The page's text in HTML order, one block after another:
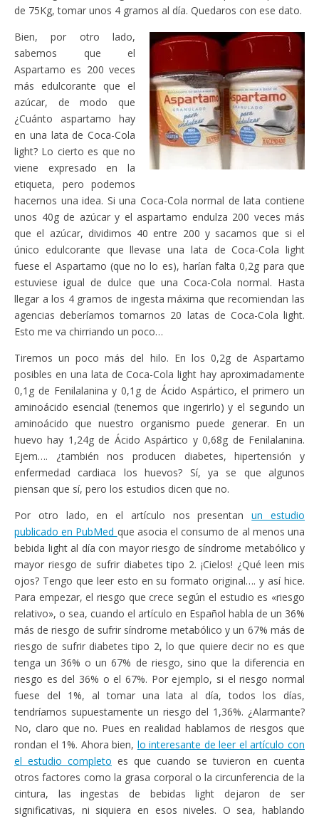
de 75Kg, tomar unos 4 gramos al día. Quedaros con ese dato.
Bien, por otro lado,
sabemos que el
Aspartamo es 200 veces
más edulcorante que el
azúcar, de modo que
¿Cuánto aspartamo hay
en una lata de Coca-Cola
light? Lo cierto es que no
viene expresado en la
etiqueta, pero podemos
hacernos una idea. Si una Coca-Cola normal de lata contiene
unos 40g de azúcar y el aspartamo endulza 200 veces más
que el azúcar, dividimos 40 entre 200 y sacamos que si el
único edulcorante que llevase una lata de Coca-Cola light
fuese el Aspartamo (que no lo es), harían falta 0,2g para que
estuviese igual de dulce que una Coca-Cola normal. Hasta
llegar a los 4 gramos de ingesta máxima que recomiendan las
agencias deberíamos tomarnos 20 latas de Coca-Cola light.
Esto me va chirriando un poco…
Tiremos un poco más del hilo. En los 0,2g de Aspartamo
posibles en una lata de Coca-Cola light hay aproximadamente
0,1g de Fenilalanina y 0,1g de Ácido Aspártico, el primero un
aminoácido esencial (tenemos que ingerirlo) y el segundo un
aminoácido que nuestro organismo puede generar. En un
huevo hay 1,24g de Ácido Aspártico y 0,68g de Fenilalanina.
Ejem…. ¿también nos producen diabetes, hipertensión y
enfermedad cardiaca los huevos? Sí, ya se que algunos
piensan que sí, pero los estudios dicen que no.
Por otro lado, en el artículo nos presentanun estudio
publicado en PubMed que asocia el consumo de al menos una
bebida light al día con mayor riesgo de síndrome metabólico y
mayor riesgo de sufrir diabetes tipo 2. ¡Cielos! ¿Qué leen mis
ojos? Tengo que leer esto en su formato original…. y así hice.
Para empezar, el riesgo que crece según el estudio es «riesgo
relativo», o sea, cuando el artículo en Español habla de un 36%
más de riesgo de sufrir síndrome metabólico y un 67% más de
riesgo de sufrir diabetes tipo 2, lo que quiere decir no es que
tenga un 36% o un 67% de riesgo, sino que la diferencia en
riesgo es del 36% o el 67%. Por ejemplo, si el riesgo normal
fuese del 1%, al tomar una lata al día, todos los días,
tendríamos supuestamente un riesgo del 1,36%. ¿Alarmante?
No, claro que no. Pues en realidad hablamos de riesgos que
rondan el 1%. Ahora bien, lo interesante de leer el artículo con
el estudio completo es que cuando se tuvieron en cuenta
otros factores como la grasa corporal o la circunferencia de la
cintura, las ingestas de bebidas light dejaron de ser
significativas, ni siquiera en esos niveles. O sea, hablando